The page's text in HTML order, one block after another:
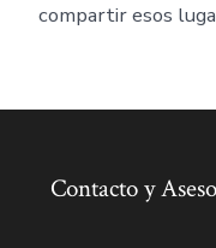
compartir esos
Contacto y